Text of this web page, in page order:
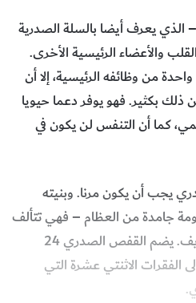
يعرف أيضا بالسلة الصدرية
والأعضاء الرئيسية الأخرى.
من وظائفه الرئيسية، إلا أن
بكثير. فهو يوفر دعما حيويا
كما أن التنفس لن يكون في
يجب أن يكون مرنا. وبنيته
جامدة من العظام – فهي تتألف
في الواقع من العظام والغضاريف. يضم القفص الصدري 24
الفقرات الاثنتي عشرة التي